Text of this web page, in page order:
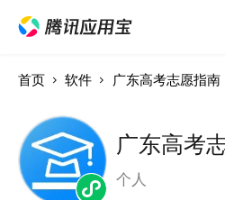
首页 软件 广东高考志愿指南
广东高考
个人